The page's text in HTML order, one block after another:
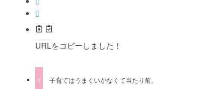
URLをコピーしました！
子育てはうまくいかなくて当たり前。